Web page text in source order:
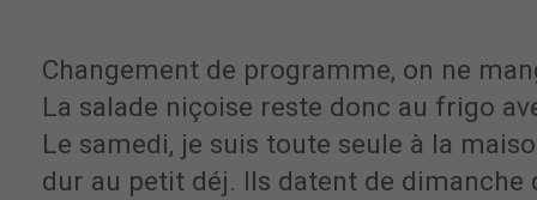
Changement de programme, on ne
La salade niçoise reste donc au frigo
Le samedi, je suis toute seule à la
dur au petit déj. Ils datent de dimanche